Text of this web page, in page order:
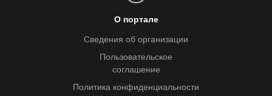
О портале
Сведения об организации
Пользовательское
соглашение
Политика конфиденциальности